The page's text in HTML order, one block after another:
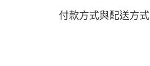
付款方式與配送方式